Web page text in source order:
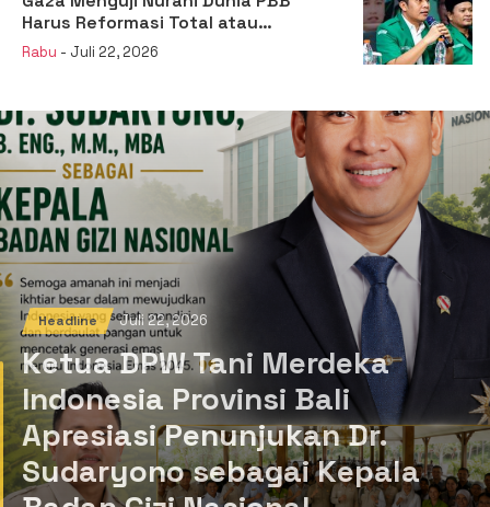
Harus Reformasi Total atau
Kehilangan Legitimasi
Rabu - Juli 22, 2026
Headline Juli 22, 2026
Ketua DPW Tani Merdeka
Indonesia Provinsi Bali
Apresiasi Penunjukan Dr.
Sudaryono sebagai Kepala
Badan Gizi Nasional